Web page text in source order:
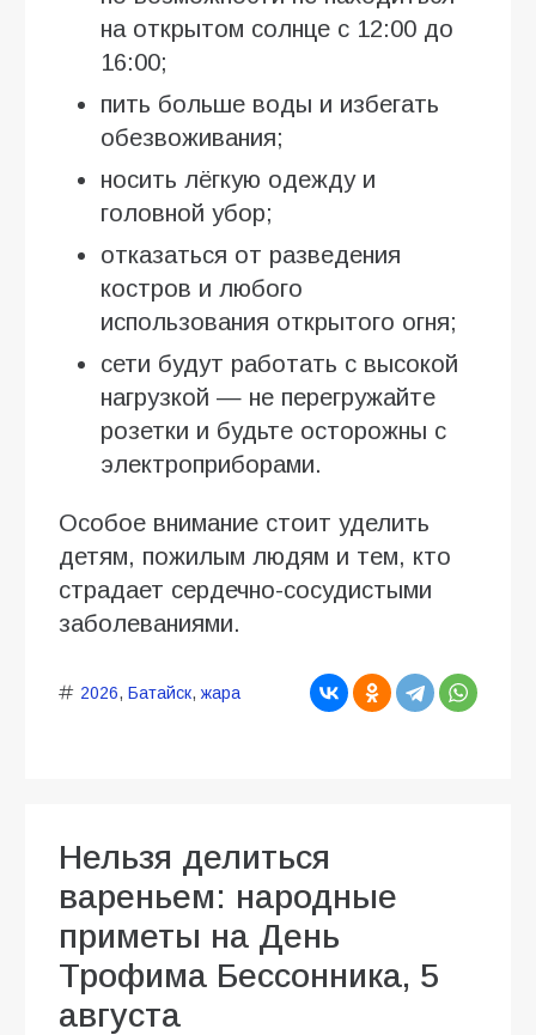
на открытом солнце с 12:00 до
16:00;
пить больше воды и избегать
обезвоживания;
носить лёгкую одежду и
головной убор;
отказаться от разведения
костров и любого
использования открытого огня;
сети будут работать с высокой
нагрузкой — не перегружайте
розетки и будьте осторожны с
электроприборами.
Особое внимание стоит уделить
детям, пожилым людям и тем, кто
страдает сердечно-сосудистыми
заболеваниями.
2026, Батайск, жара
Нельзя делиться
вареньем: народные
приметы на День
Трофима Бессонника, 5
августа